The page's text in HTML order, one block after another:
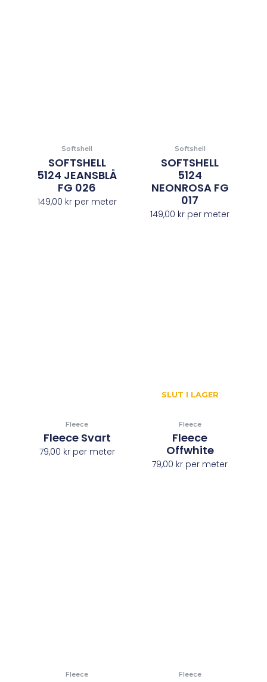
Softshell
SOFTSHELL
5124 JEANSBLÅ
FG 026
149,00 krper meter
Softshell
SOFTSHELL
5124
NEONROSA FG
017
149,00 kr per meter
Fleece
Fleece Svart
79,00 krper meter
SLUT I LAGER
Fleece
Fleece
Offwhite
79,00 kr per meter
Fleece Fleece